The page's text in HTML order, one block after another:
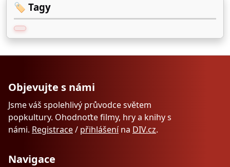
🏷️ Tagy
Objevujte s námi
Jsme váš spolehlivý průvodce světem
popkultury. Ohodnoťte filmy, hry a knihy s
námi. Registrace/ přihlášenína DIV.cz.
Navigace